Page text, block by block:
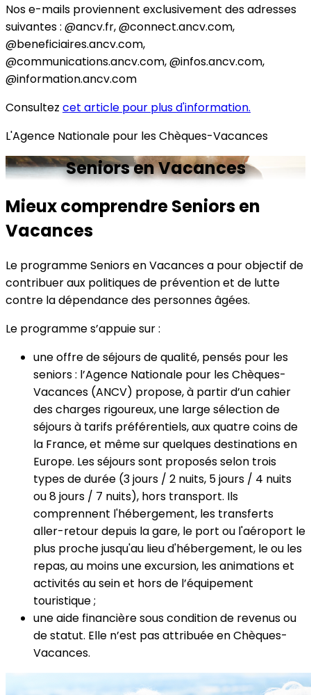
Nos e-mails proviennent exclusivement des adresses
suivantes : @ancv.fr, @connect.ancv.com,
@beneficiaires.ancv.com,
@communications.ancv.com, @infos.ancv.com,
@information.ancv.com
Consultez cet article pour plus d'information.
L'Agence Nationale pour les Chèques-Vacances
Seniors en Vacances
Mieux comprendre Seniors en
Vacances
Le programme Seniors en Vacances a pour objectif de
contribuer aux politiques de prévention et de lutte
contre la dépendance des personnes âgées.
Le programme s’appuie sur :
une offre de séjours de qualité, pensés pour les
seniors : l’Agence Nationale pour lesChèques-
Vacances (ANCV) propose, à partir d’un cahier
des charges rigoureux, une large sélection de
séjours à tarifs préférentiels, aux quatre coins de
la France, et même sur quelques destinations en
Europe. Les séjours sont proposés selon trois
types de durée (3 jours / 2 nuits, 5 jours / 4 nuits
ou 8 jours / 7 nuits), hors transport. Ils
comprennent l'hébergement, les transferts
aller-retour depuis la gare, le port ou l'aéroport le
plus proche jusqu'au lieu d'hébergement, le ou les
repas, au moins une excursion, les animations et
activités au sein et hors de l’équipement
touristique ;
une aide financière sous condition de revenus ou
de statut. Elle n’est pas attribuée enChèques-
Vacances.